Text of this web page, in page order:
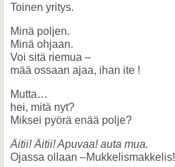
Toinen yritys.
Minä poljen.
Minä ohjaan.
Voi sitä riemua –
mää ossaan ajaa, ihan ite !
Mutta…
hei, mitä nyt?
Miksei pyörä enää polje?
Äitii! Äitii! Apuvaa! auta mua.
Ojassa ollaan –Mukkelismakkelis!